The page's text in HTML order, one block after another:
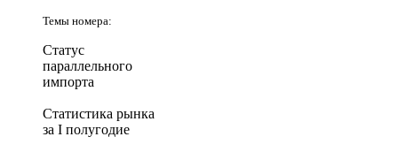
Темы номера:
Статус
параллельного
импорта
Статистика рынка
за I полугодие